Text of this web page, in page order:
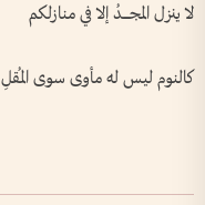
لا ينزل المجــــــدُ إلا في منازلكم
كالنوم ليس له مأوى سوى المُقلِ